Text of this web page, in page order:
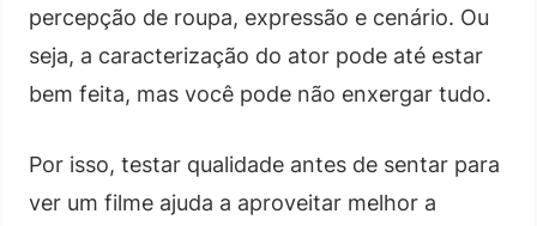
percepção de roupa, expressão e cenário. Ou
seja, a caracterização do ator pode até estar
bem feita, mas você pode não enxergar tudo.
Por isso, testar qualidade antes de sentar para
ver um filme ajuda a aproveitar melhor a